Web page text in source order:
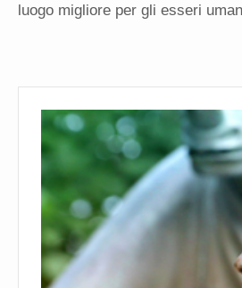
luogo migliore per gli esseri